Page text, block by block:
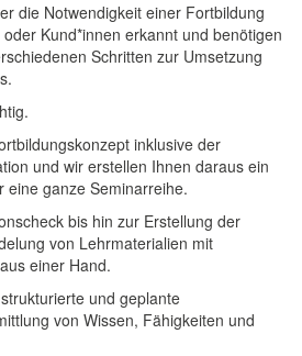
die Notwendigkeit einer Fortbildung
Kund*innen erkannt und benötigen
Schritten zur Umsetzung
inklusive der
und wir erstellen Ihnen daraus ein
eine ganze Seminarreihe.
bis hin zur Erstellung der
von Lehrmaterialien mit
einer Hand.
und geplante
von Wissen, Fähigkeiten und